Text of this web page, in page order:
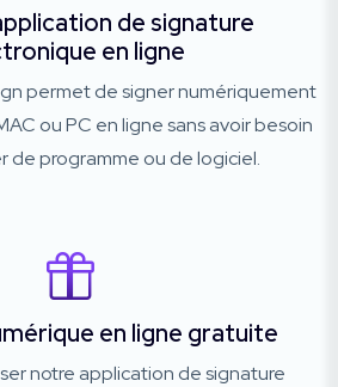
de signature
en ligne
permet de signer numériquement
ou PC en ligne sans avoir besoin
de programme ou de logiciel.
en ligne gratuite
notre application de signature